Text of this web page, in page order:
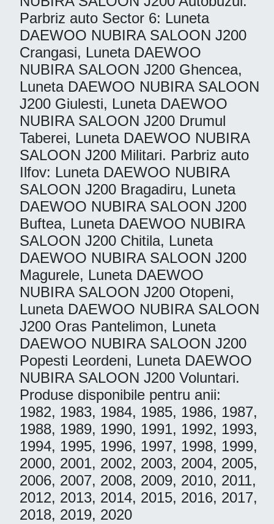
Parbriz auto Sector 6: Luneta
DAEWOO NUBIRA SALOON J200
Crangasi, Luneta DAEWOO
NUBIRA SALOON J200 Ghencea,
Luneta DAEWOO NUBIRA SALOON
J200 Giulesti, Luneta DAEWOO
NUBIRA SALOON J200 Drumul
Taberei, Luneta DAEWOO NUBIRA
SALOON J200 Militari. Parbriz auto
Ilfov: Luneta DAEWOO NUBIRA
SALOON J200 Bragadiru, Luneta
DAEWOO NUBIRA SALOON J200
Buftea, Luneta DAEWOO NUBIRA
SALOON J200 Chitila, Luneta
DAEWOO NUBIRA SALOON J200
Magurele, Luneta DAEWOO
NUBIRA SALOON J200 Otopeni,
Luneta DAEWOO NUBIRA SALOON
J200 Oras Pantelimon, Luneta
DAEWOO NUBIRA SALOON J200
Popesti Leordeni, Luneta DAEWOO
NUBIRA SALOON J200 Voluntari.
Produse disponibile pentru anii:
1982, 1983, 1984, 1985, 1986, 1987,
1988, 1989, 1990, 1991, 1992, 1993,
1994, 1995, 1996, 1997, 1998, 1999,
2000, 2001, 2002, 2003, 2004, 2005,
2006, 2007, 2008, 2009, 2010, 2011,
2012, 2013, 2014, 2015, 2016, 2017,
2018, 2019, 2020